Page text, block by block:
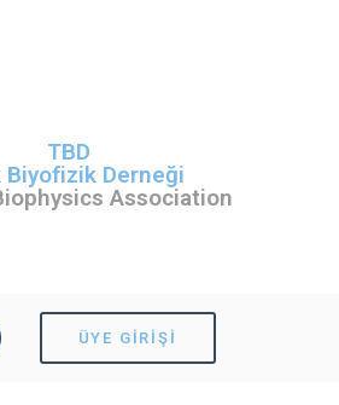
TBD
Biyofizik Derneği
Association
ÜYE GIRIŞI